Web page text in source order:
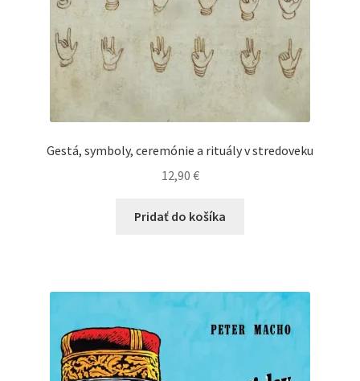
Gestá, symboly, ceremónie a rituály v stredoveku
12,90 €
Pridať do košíka